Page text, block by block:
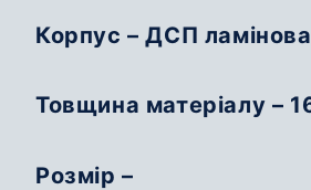
Корпус – ДСП
Товщина матеріалу –
Розмір –